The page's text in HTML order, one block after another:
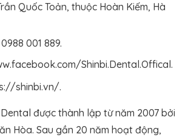
Quốc Toản, thuộc Hoàn Kiếm, Hà
0988 001 889.
Shinbi.Dental.Offical.
shinbi.vn/.
được thành lập từ năm 2007 bởi
Hòa. Sau gần 20 năm hoạt động,